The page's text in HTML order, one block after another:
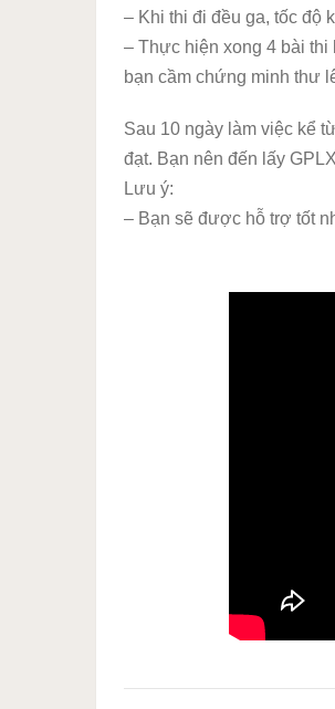
– Khi thi đi đều ga, tốc độ
– Thực hiện xong 4 bài thi
bạn cầm chứng minh thư
Sau 10 ngày làm việc kể
đạt. Bạn nên đến lấy
Lưu ý:
– Bạn sẽ được hỗ trợ tốt